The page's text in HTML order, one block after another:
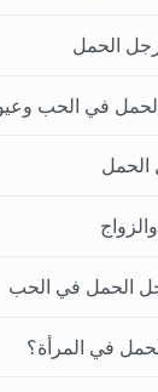
الحمل
في الحب
الحمل
الحمل في الحب
في المرأة؟